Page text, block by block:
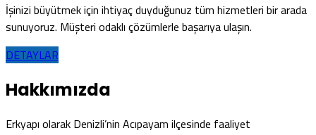
İşinizi büyütmek için ihtiyaç duyduğunuz tüm hizmetleri bir arada
sunuyoruz. Müşteri odaklı çözümlerle başarıya ulaşın.
DETAYLAR
Hakkımızda
Erkyapı olarak Denizli’nin Acıpayam ilçesinde faaliyet